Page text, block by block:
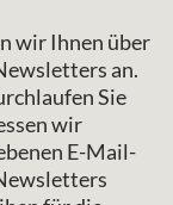
wir Ihnen über
an.
Sie
wir
E-Mail-